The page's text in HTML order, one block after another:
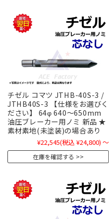
チゼル コマツ JTHB-40S-3 /
JTHB40S-3 【仕様をお選びく
ださい】 64φ 640～650mm
油圧ブレーカー用ノミ 新品 ★
素材素地(未塗装)の場合あり
¥22,545(税込 ¥24,800) ～
在庫を確認する